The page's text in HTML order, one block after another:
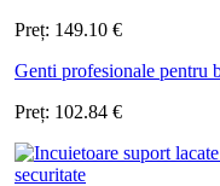
Preț: 149.10 €
Genti profesionale pentru
Preț: 102.84 €